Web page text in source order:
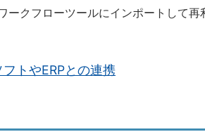
ークフローツールにインポートして再
トやERPとの連携